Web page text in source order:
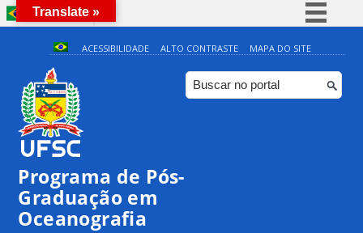
BRASIL
Simplifique!
Comunica BR
Participe
ACESSIBILIDADE ALTO CONTRASTE MAPA DO SITE
Programa de Pós-
Graduação em
Oceanografia
0:00
1:00
2:00
◤ Entrega da Etapa I de Qualificação – ingressantes em
2025-1
Translate »